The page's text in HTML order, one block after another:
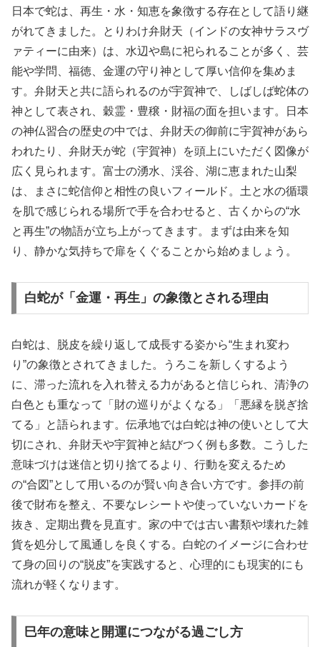
日本で蛇は、再生・水・知恵を象徴する存在として語り継
がれてきました。とりわけ弁財天（インドの女神サラスヴ
ァティーに由来）は、水辺や島に祀られることが多く、芸
能や学問、福徳、金運の守り神として厚い信仰を集めま
す。弁財天と共に語られるのが宇賀神で、しばしば蛇体の
神として表され、穀霊・豊穣・財福の面を担います。日本
の神仏習合の歴史の中では、弁財天の御前に宇賀神があら
われたり、弁財天が蛇（宇賀神）を頭上にいただく図像が
広く見られます。富士の湧水、渓谷、湖に恵まれた山梨
は、まさに蛇信仰と相性の良いフィールド。土と水の循環
を肌で感じられる場所で手を合わせると、古くからの“水
と再生”の物語が立ち上がってきます。まずは由来を知
り、静かな気持ちで扉をくぐることから始めましょう。
白蛇が「金運・再生」の象徴とされる理由
白蛇は、脱皮を繰り返して成長する姿から“生まれ変わ
り”の象徴とされてきました。うろこを新しくするよう
に、滞った流れを入れ替える力があると信じられ、清浄の
白色とも重なって「財の巡りがよくなる」「悪縁を脱ぎ捨
てる」と語られます。伝承地では白蛇は神の使いとして大
切にされ、弁財天や宇賀神と結びつく例も多数。こうした
意味づけは迷信と切り捨てるより、行動を変えるため
の“合図”として用いるのが賢い向き合い方です。参拝の前
後で財布を整え、不要なレシートや使っていないカードを
抜き、定期出費を見直す。家の中では古い書類や壊れた雑
貨を処分して風通しを良くする。白蛇のイメージに合わせ
て身の回りの“脱皮”を実践すると、心理的にも現実的にも
流れが軽くなります。
巳年の意味と開運につながる過ごし方